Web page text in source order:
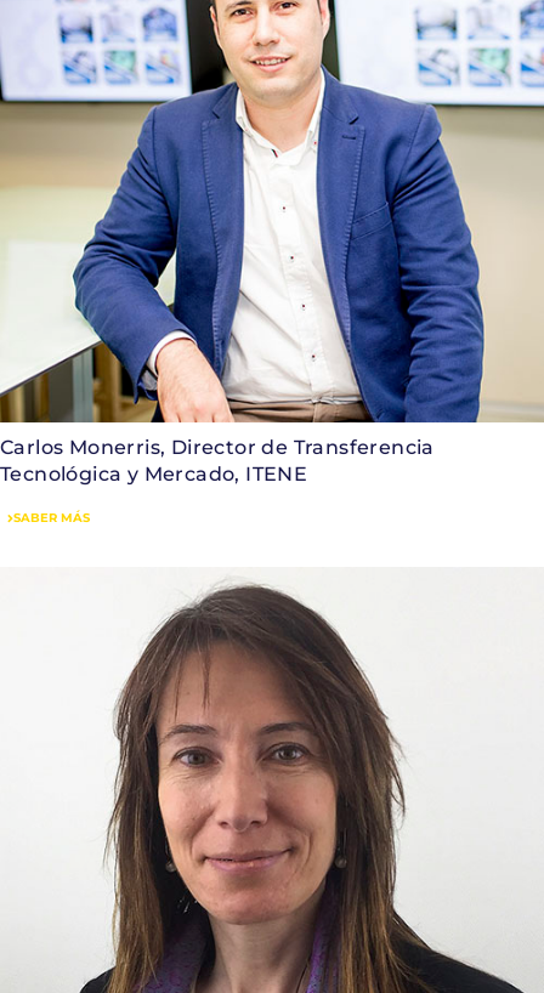
Carlos Monerris, Director de Transferencia
Tecnológica y Mercado, ITENE
SABER MÁS